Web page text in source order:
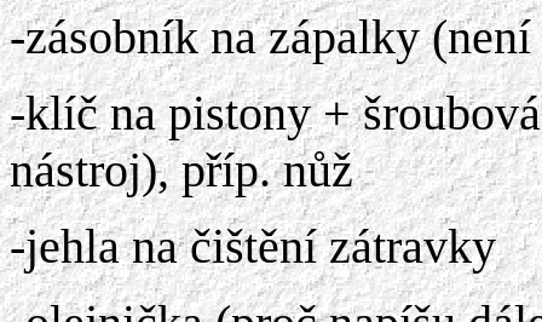
-zásobník na zápalky
-klíč na pistony +
nástroj), příp. nůž
-jehla na čištění zátravky